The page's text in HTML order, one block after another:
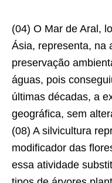
(04) O Mar de Aral,
Ásia, representa, na
preservação
águas, pois
últimas décadas, a
geográfica, sem
(08) A silvicultura
modificador das
essa atividade